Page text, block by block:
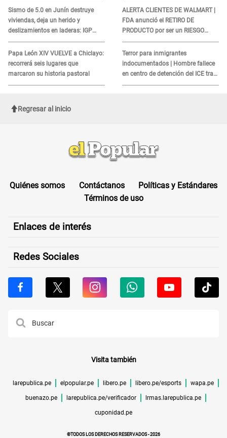
Sismo de 5.0 en Junín destruye
viviendas, deja un herido y
deslizamientos en laderas: IGP
alerta sobre posibles réplicas
Papa León XIV VUELVE a Chiclayo:
recorrerá seis lugares que
marcaron su historia pastoral
ALERTA CLIENTES DE WALMART |
FDA anunció el RETIRO DE
PRODUCTO por ser un RIESGO
MORTAL para consumidores: ¿Cuál
es?
Terror para inmigrantes
indocumentados | Hombre fallece
en centro de detención del ICE tras
sufrir una "emergencia médica"
Regresar al inicio
Quiénes somos Contáctanos
Políticas y Estándares
Términos de uso
Enlaces de interés
Redes Sociales
Visita también
larepublica.pe elpopular.pe libero.pe libero.pe/esports wapa.pe
buenazo.pe larepublica.pe/verificador lrmas.larepublica.pe
cuponidad.pe
©TODOS LOS DERECHOS RESERVADOS -2026